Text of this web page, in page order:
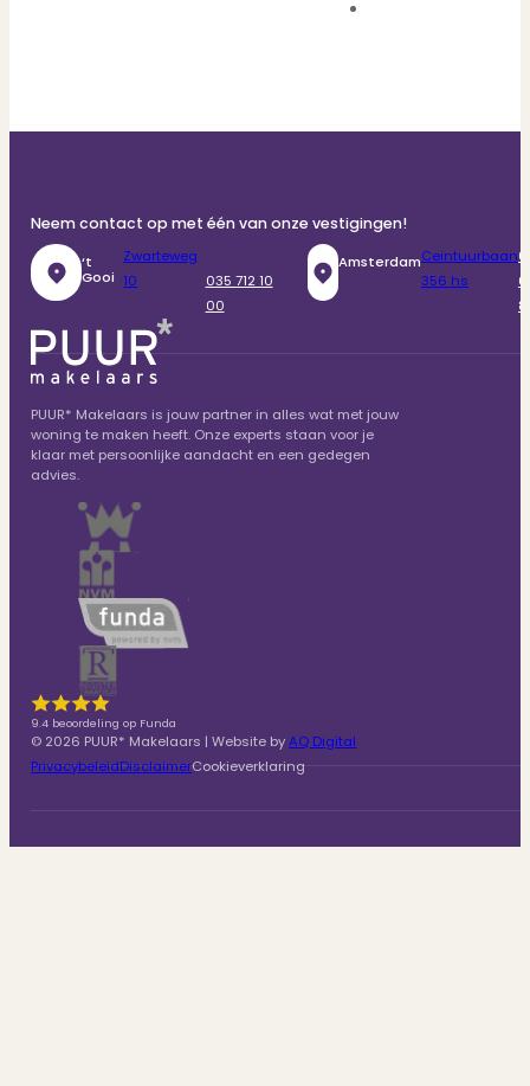
Neem contact op met één van onze vestigingen!
‘t
Gooi
Zwarteweg
10
035 712 10
00
AmsterdamCeintuurbaan
356 hs
PUUR* Makelaars is jouw partner in alles wat met jouw
woning te maken heeft. Onze experts staan voor je
klaar met persoonlijke aandacht en een gedegen
advies.
9.4 beoordeling op Funda
© 2026 PUUR* Makelaars | Website byAQ Digital
PrivacybeleidDisclaimerCookieverklaring